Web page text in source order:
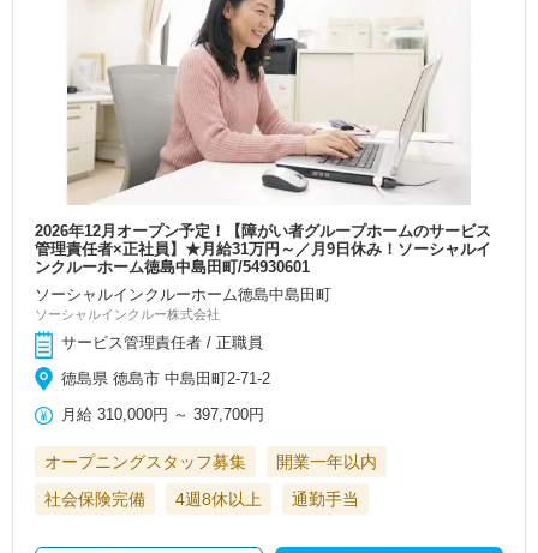
2026年12月オープン予定！【障がい者グループホームのサービス
管理責任者×正社員】★月給31万円～／月9日休み！ソーシャルイ
ンクルーホーム徳島中島田町/54930601
ソーシャルインクルーホーム徳島中島田町
ソーシャルインクルー株式会社
サービス管理責任者 / 正職員
徳島県 徳島市 中島田町2-71-2
月給 310,000円 ～397,700円
オープニングスタッフ募集
開業一年以内
社会保険完備
4週8休以上 通勤手当